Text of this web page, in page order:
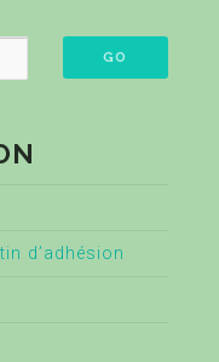
d’adhésion